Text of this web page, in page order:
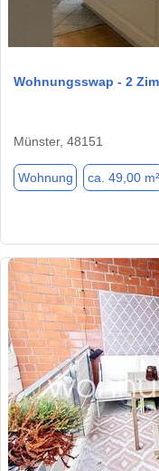
Wohnungsswap - 2
Münster, 48151
Wohnung ca. 49,00 m²